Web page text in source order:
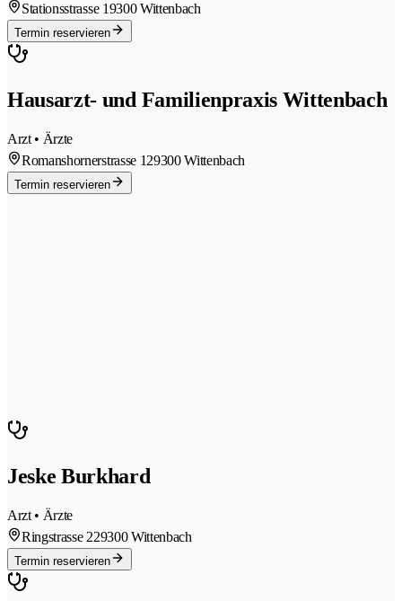
Stationsstrasse 19300 Wittenbach
Termin reservieren
Hausarzt- und Familienpraxis Wittenbach
Arzt • Ärzte
Romanshornerstrasse 129300 Wittenbach
Termin reservieren
Jeske Burkhard
Arzt • Ärzte
Ringstrasse 229300 Wittenbach
Termin reservieren